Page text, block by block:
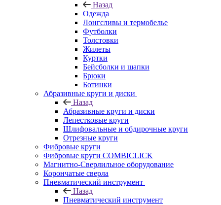
Назад
Одежда
Лонгсливы и термобелье
Футболки
Толстовки
Жилеты
Куртки
Бейсболки и шапки
Брюки
Ботинки
Абразивные круги и диски
Назад
Абразивные круги и диски
Лепестковые круги
Шлифовальные и обдирочные круги
Отрезные круги
Фибровые круги
Фибровые круги COMBICLICK
Магнитно-Сверлильное оборудование
Корончатые сверла
Пневматический инструмент
Назад
Пневматический инструмент